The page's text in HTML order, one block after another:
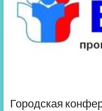
Городская